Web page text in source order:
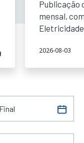
Publicação
mensal,
Eletricidade
2026-08-03